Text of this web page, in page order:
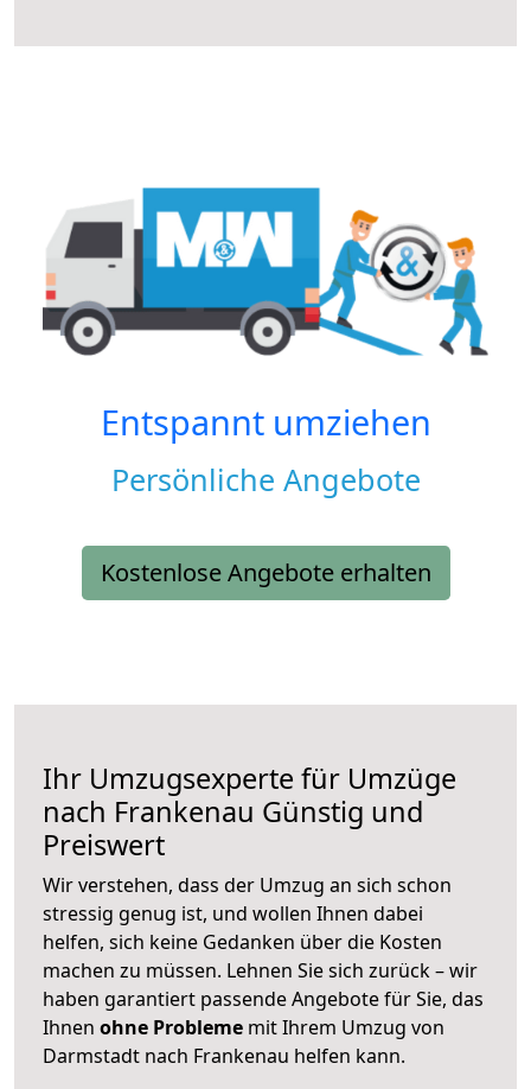
Entspannt umziehen
Persönliche Angebote
Kostenlose Angebote erhalten
Ihr Umzugsexperte für Umzüge
nach Frankenau Günstig und
Preiswert
Wir verstehen, dass der Umzug an sich schon
stressig genug ist, und wollen Ihnen dabei
helfen, sich keine Gedanken über die Kosten
machen zu müssen. Lehnen Sie sich zurück – wir
haben garantiert passende Angebote für Sie, das
Ihnen ohne Probleme mit Ihrem Umzug von
Darmstadt nach Frankenau helfen kann.